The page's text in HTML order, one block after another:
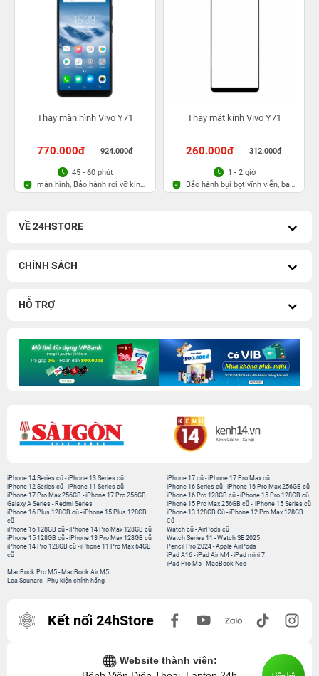
Thay màn hình Vivo Y71
770.000đ 924.000đ
45 - 60 phút
màn hình, Bảo hành rơi vỡ kính
1 lần trong 3 tháng
Thay mặt kính Vivo Y71
260.000đ 312.000đ
1 - 2 giờ
Bảo hành bụi bọt vĩnh viễn, bao
rơi vỡ kính
VỀ 24HSTORE
CHÍNH SÁCH
HỖ TRỢ
iPhone 14 Series cũ -iPhone 13 Series cũ
iPhone 12 Series cũ -iPhone 11 Series cũ
iPhone 17 Pro Max 256GB -iPhone 17 Pro 256GB
Galaxy A Series - Redmi Series
iPhone 17 cũ -iPhone 17 Pro Max cũ
iPhone 16 Series cũ - iPhone 16 Pro Max 256GB cũ
iPhone 16 Pro 128GB cũ -iPhone 15 Pro 128GB cũ
iPhone 15 Pro Max 256GB cũ - iPhone 15 Series cũ
iPhone 16 Plus 128GB cũ -iPhone 15 Plus 128GB
cũ
iPhone 16 128GB cũ -iPhone 14 Pro Max 128GB cũ
iPhone 15 128GB cũ -iPhone 13 Pro Max 128GB cũ
iPhone 14 Pro 128GB cũ -iPhone 11 Pro Max 64GB
cũ
iPhone 13 128GB Cũ -iPhone 12 Pro Max 128GB
Cũ
Watch cũ -AirPods cũ
Watch Series 11 -Watch SE 2025
Pencil Pro 2024 -Apple AirPods
iPad A16 -iPad Air M4 -iPad mini 7
iPad Pro M5 - MacBook Neo
MacBook Pro M5 - MacBook Air M5
Loa Sounarc - Phụ kiện chính hãng
Kết nối 24hStore
Website thành viên: